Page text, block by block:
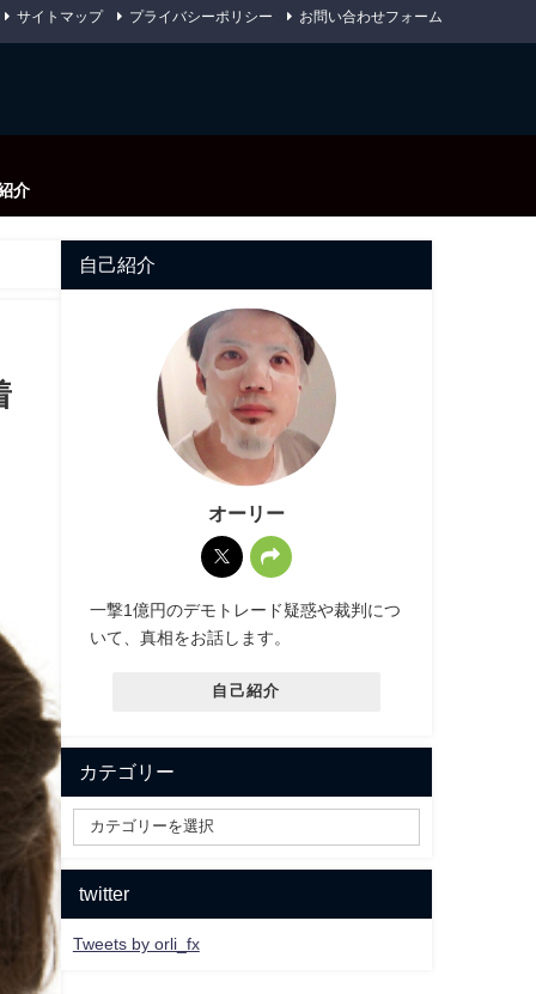
サイトマップ プライバシーポリシー お問い合わせフォーム
介
自己紹介
オーリー
一撃1億円のデモトレード疑惑や裁判につ
いて、真相をお話します。
自己紹介
カテゴリー
twitter
Tweets by orli_fx